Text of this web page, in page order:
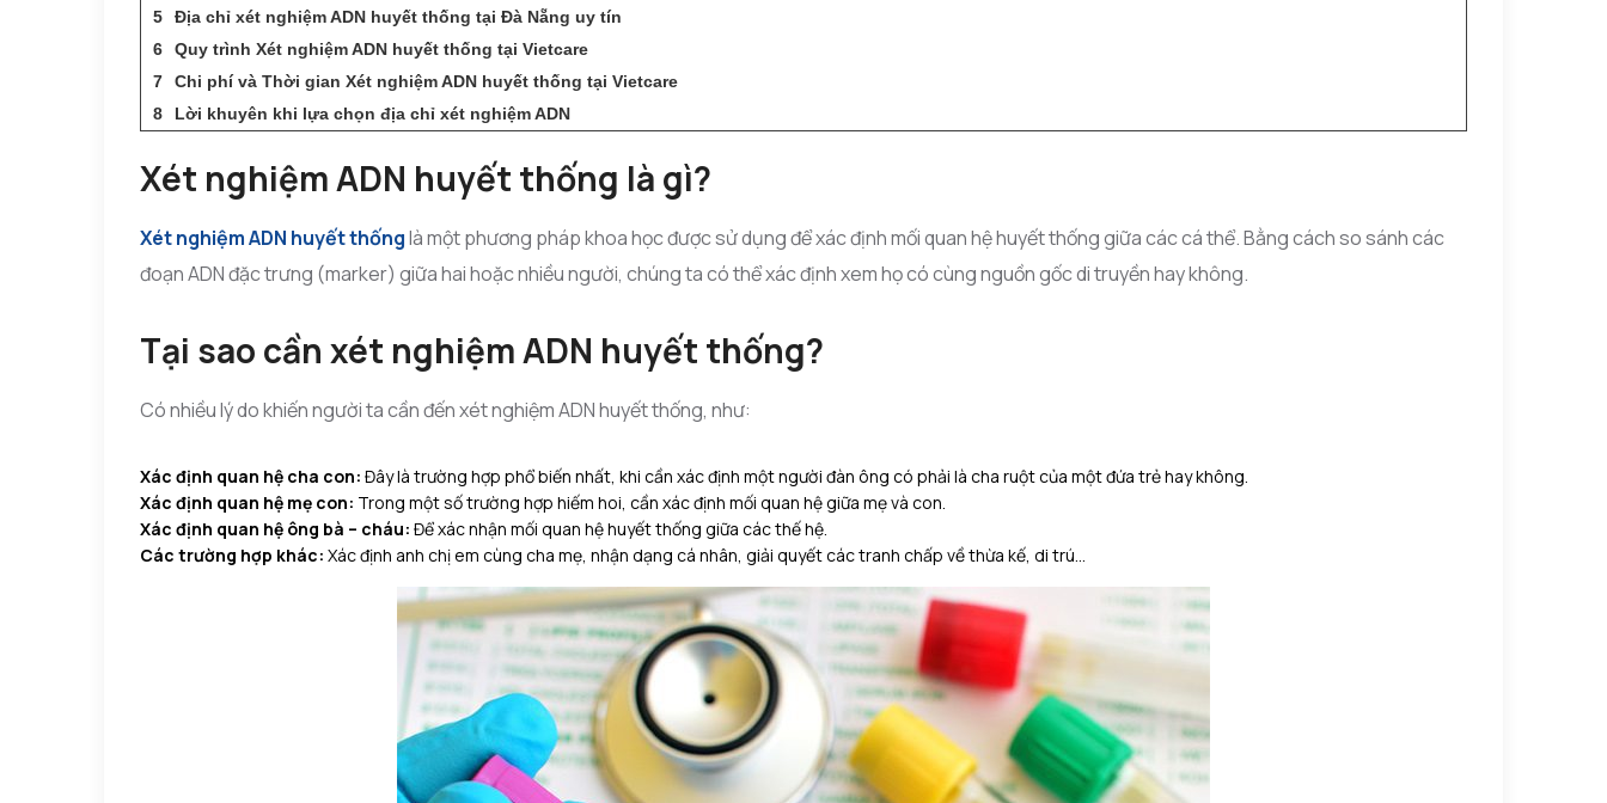
Địa chỉ xét nghiệm ADN huyết thống tại Đà Nẵng uy tín
Quy trình Xét nghiệm ADN huyết thống tại Vietcare
Chi phí và Thời gian Xét nghiệm ADN huyết thống tại Vietcare
Lời khuyên khi lựa chọn địa chỉ xét nghiệm ADN
Xét nghiệm ADN huyết thống là gì?
Xét nghiệm ADN huyết thốnglà một phương pháp khoa học được sử dụng để xác định mối quan hệ huyết thống giữa các cá thể. Bằng cách so sánh các
đoạn ADN đặc trưng (marker) giữa hai hoặc nhiều người, chúng ta có thể xác định xem họ có cùng nguồn gốc di truyền hay không.
Tại sao cần xét nghiệm ADN huyết thống?
Có nhiều lý do khiến người ta cần đến xét nghiệm ADN huyết thống, như:
Xác định quan hệ cha con: Đây là trường hợp phổ biến nhất, khi cần xác định một người đàn ông có phải là cha ruột của một đứa trẻ hay không.
Xác định quan hệ mẹ con: Trong một số trường hợp hiếm hoi, cần xác định mối quan hệ giữa mẹ và con.
Xác định quan hệ ông bà – cháu: Để xác nhận mối quan hệ huyết thống giữa các thế hệ.
Các trường hợp khác: Xác định anh chị em cùng cha mẹ, nhận dạng cá nhân, giải quyết các tranh chấp về thừa kế, di trú…